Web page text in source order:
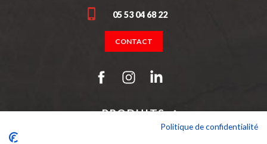
05 53 04 68 22
CONTACT
PRODUITS
Politique de confidentialité